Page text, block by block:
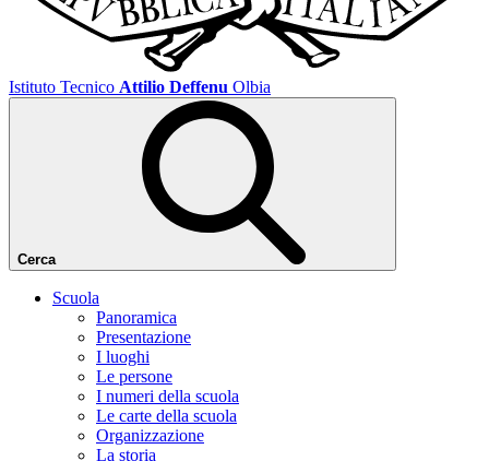
Istituto Tecnico Attilio Deffenu Olbia
Cerca
Scuola
Panoramica
Presentazione
I luoghi
Le persone
I numeri della scuola
Le carte della scuola
Organizzazione
La storia